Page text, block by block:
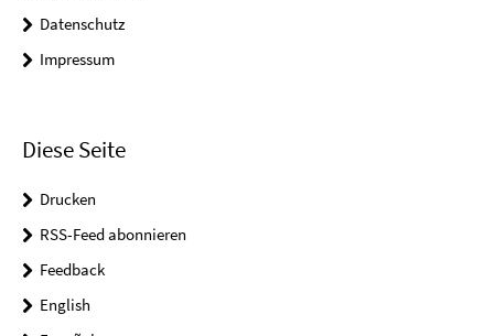
Datenschutz
Impressum
Diese Seite
Drucken
RSS-Feed abonnieren
Feedback
English